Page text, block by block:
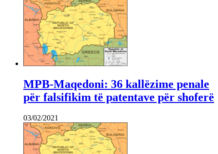
MPB-Maqedoni: 36 kallëzime penale
për falsifikim të patentave për shoferë
03/02/2021